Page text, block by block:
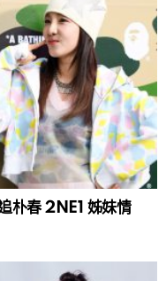
朴春 2NE1 姊妹情